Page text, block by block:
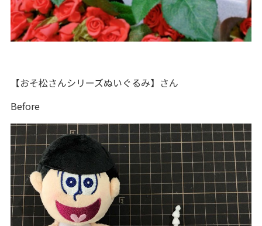
【おそ松さんシリーズぬいぐるみ】さん
Before